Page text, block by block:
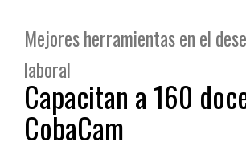
Mejores herramientas en el
laboral
Capacitan a 160
CobaCam